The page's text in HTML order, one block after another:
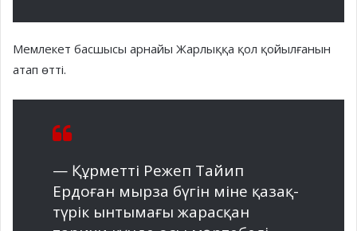
Мемлекет басшысы арнайы Жарлыққа қол қойылғанын
атап өтті.
— Құрметті Режеп Тайип
Ердоған мырза бүгін міне қазақ-
түрік ынтымағы жарасқан